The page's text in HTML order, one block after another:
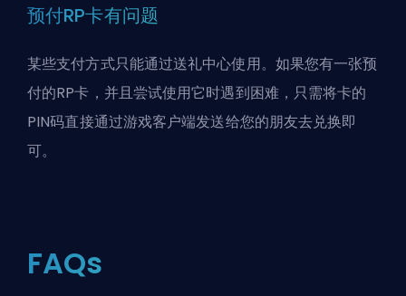
预付RP卡有问题
某些支付方式只能通过送礼中心使用。如果您有一张预
付的RP卡，并且尝试使用它时遇到困难，只需将卡的
PIN码直接通过游戏客户端发送给您的朋友去兑换即
可。
FAQs